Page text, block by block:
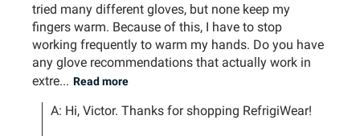
tried many different gloves, but none keep my
fingers warm. Because of this, I have to stop
working frequently to warm my hands. Do you have
any glove recommendations that actually work in
extre... Read more
A: Hi, Victor. Thanks for shopping RefrigiWear!